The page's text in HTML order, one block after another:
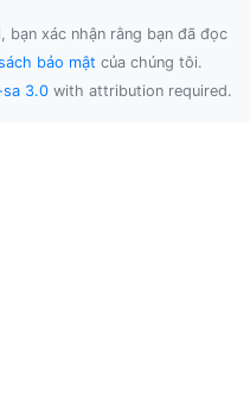
bạn xác nhận rằng bạn đã đọc
bảo mật của chúng tôi.
3.0 with attribution required.